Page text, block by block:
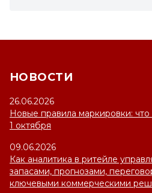
НОВОСТИ
26.06.2026
Новые правила маркировки:
1 октября
09.06.2026
Как аналитика в ритейле
запасами, прогнозами,
ключевыми коммерческими